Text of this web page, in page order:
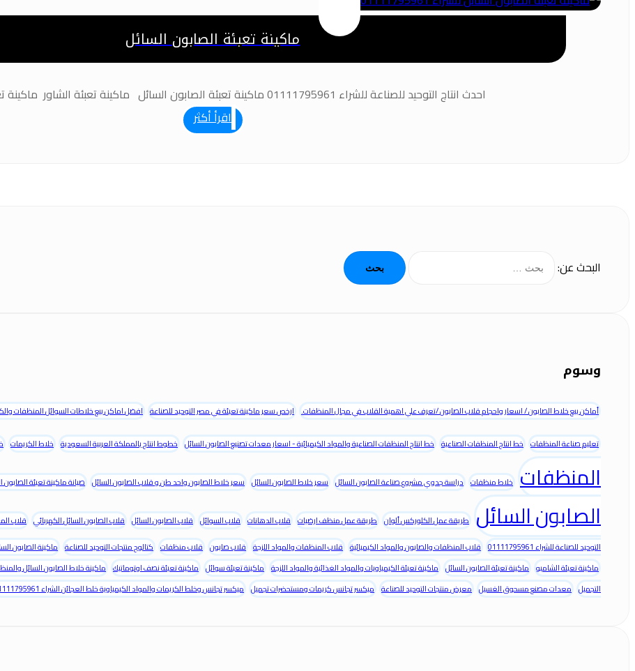
ماكينة تعبئة الصابون السائل
احدث انتاج التوحيد للصناعة للشراء 01111795961 ماكينة تعبئة الصابون السائل ماكينة تعبئة الشاور ماكينة تعبئة العطور ...
اقرأ أكثر
البحث عن:
وسوم
أماكن بيع خلاط الصابون / اسعار واحجام قلاب الصابون /تعرف علي اهمية القلاب في مجال المنظفات. ارخص سعر ماكينة تعبئة في مصر التوحيد للصناعة افضل اماكن بيع خلاطات السوائل المنظفات
تعليم صناعة المنظفات خط انتاج المنظفات الصناعية خط انتاج المنظفات الصناعية والمواد الكيميائية - اسعار معدات تصنيع الصابون السائل خطوط انتاج بالمملكة العربية السعودية خلاط الكريمات
المنظفات خلاط منظفات دراسة جدوي مشروع صناعة الصابون السائل سعر خلاط الصابون السائل سعر خلاط الصابون واحد طن و قلاب الصابون السائل صيانة ماكينة تعبئة الصابون
الصابون السائل طريقة عمل الكلوركس ألوان طريقة عمل منظف ارضيات قلاب الدهانات قلاب السوائل قلاب الصابون السائل قلاب الصابون السائل الكهربائي قلاب
التوحيد للصناعة للشراء 01111795961
قلاب المنظفات والصابون والمواد الكيميائية قلاب المنظفات والمواد اللزجة قلاب صابون قلاب منظفات كتالوج منتجات التوحيد للصناعة ماكينة الصابون
ماكينة تعبئة الشامبو ماكينة تعبئة الصابون السائل ماكينة تعبئة الكيمياويات والمواد الغذائية والمواد اللزجة ماكينة تعبئة سوائل ماكينة تعبئة نصف اوتوماتيك ماكينة خلاط الصابون السائل
التجميل معدات مصنع مسحوق الغسيل معرض منتجات التوحيد للصناعة ميكسر تجانس كريمات ومستحضرات تجميل ميكسر تجانس وخلط الكريمات والمواد الكيمياوية خلط العجائن الشراء 01111795961